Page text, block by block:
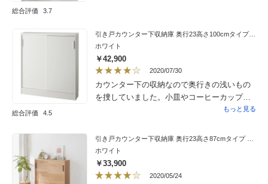
せん。積み重ねる時は連結金具必須です。載
す。
総合評価 3.7
総合評価 4.5
引き戸カウンター下収納庫 奥行23高さ100cmタイプ 収納庫・幅90cm
ホワイト
￥42,900
2020/07/30
カウンター下の収納なので奥行きの浅いもの
を捜していました。小皿やコーヒーカップ・
ソーサーなどを入れています。棚板も多かっ
もっと見る
ホワイト
￥33,900
2020/05/24